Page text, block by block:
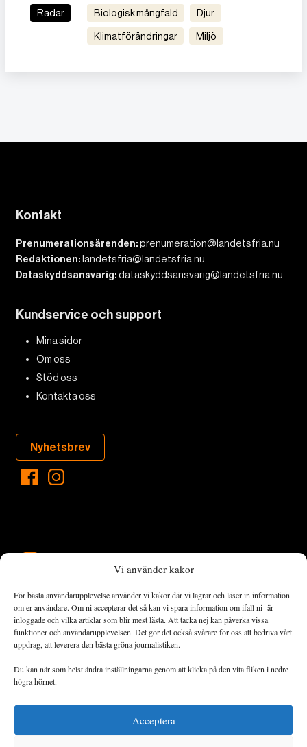
Vi använder kakor
För bästa användarupplevelse använder vi kakor där vi lagrar och läser in information
om er användare. Om ni accepterar det så kan vi spara information om ifall ni är
inloggade och vilka artiklar som blir mest lästa. Att tacka nej kan påverka vissa
funktioner och användarupplevelsen. Det gör det också svårare för oss att bedriva vårt
uppdrag, att leverera den bästa gröna journalistiken.
Du kan när som helst ändra inställningarna genom att klicka på den vita fliken i nedre
högra hörnet.
Acceptera
Radar Biologisk mångfald djur
Klimatförändringar Miljö
Kontakt
Prenumerationsärenden:prenumeration@landetsfria.nu
Redaktionen: landetsfria@landetsfria.nu
Dataskyddsansvarig:dataskyddsansvarig@landetsfria.nu
Kundservice och support
Mina sidor
Om oss
Stöd oss
Kontakta oss
Nyhetsbrev
Landets Fria Tidning är en nyhetstidning med bred bevakning av
det viktigaste som händer lokalt och globalt och med fokus på
omställningsrörelsen. En omställning till ett hållbart samhälle går
både via starka och lika rättigheter för alla människor, minskade
ekonomiska och sociala klyftor, samt utrymme för allt levande att
utvecklas och frodas.